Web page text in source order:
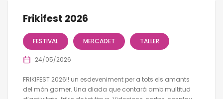
Frikifest 2026
FESTIVAL MERCADET TALLER
24/05/2026
FRIKIFEST 2026!! un esdeveniment per a tots els amants
del món gamer. Una diada que contarà amb multitud